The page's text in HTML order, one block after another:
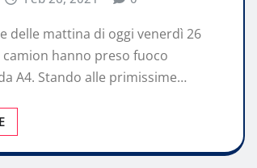
delle mattina di oggi venerdì 26
hanno preso fuoco
A4. Stando alle primissime…